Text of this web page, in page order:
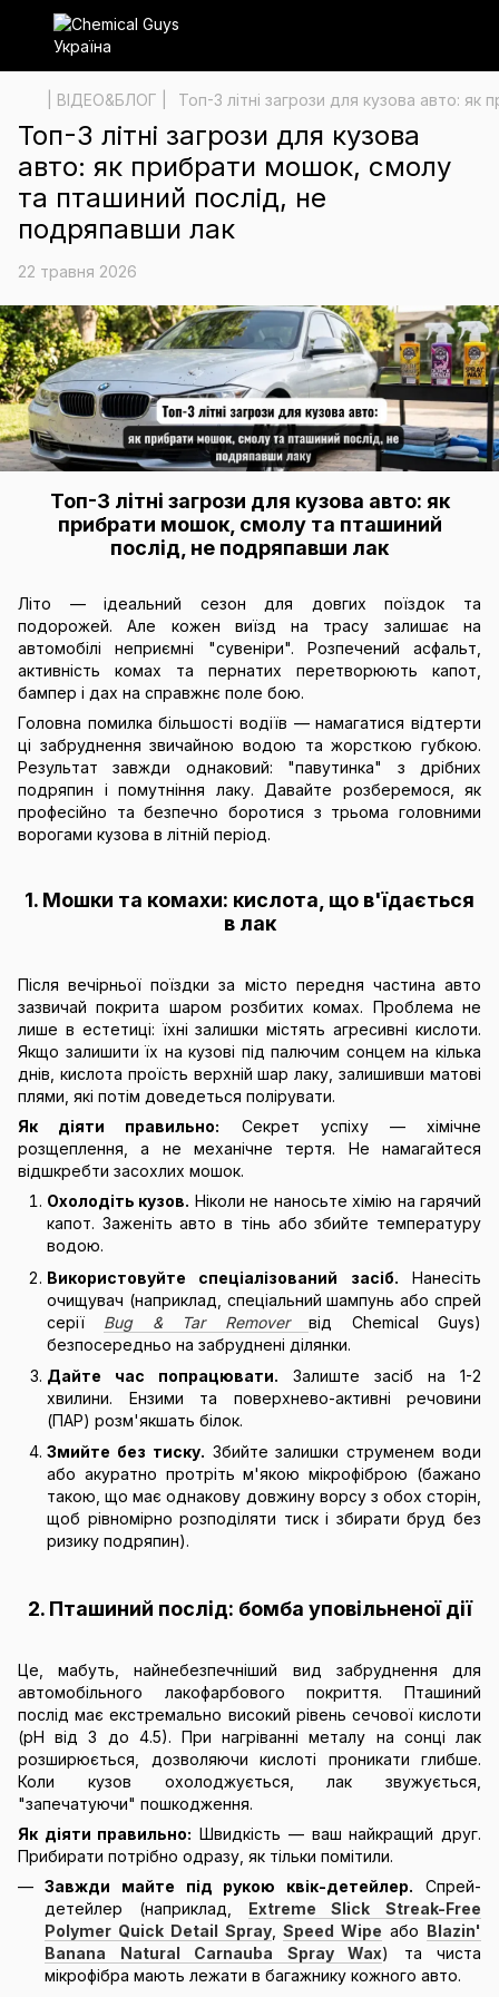
| ВІДЕО&БЛОГ | Топ-3 літні загрози для кузова авто:
Топ-3 літні загрози для кузова
авто: як прибрати мошок, смолу
та пташиний послід, не
подряпавши лак
22 травня 2026
Топ-3 літні загрози для кузова авто: як
прибрати мошок, смолу та пташиний
послід, не подряпавши лак
Літо — ідеальний сезон для довгих поїздок та
подорожей. Але кожен виїзд на трасу залишає на
автомобілі неприємні "сувеніри". Розпечений асфальт,
активність комах та пернатих перетворюють капот,
бампер і дах на справжнє поле бою.
Головна помилка більшості водіїв — намагатися відтерти
ці забруднення звичайною водою та жорсткою губкою.
Результат завжди однаковий: "павутинка" з дрібних
подряпин і помутніння лаку. Давайте розберемося, як
професійно та безпечно боротися з трьома головними
ворогами кузова в літній період.
1. Мошки та комахи: кислота, що в'їдається
в лак
Після вечірньої поїздки за місто передня частина авто
зазвичай покрита шаром розбитих комах. Проблема не
лише в естетиці: їхні залишки містять агресивні кислоти.
Якщо залишити їх на кузові під палючим сонцем на кілька
днів, кислота проїсть верхній шар лаку, залишивши матові
плями, які потім доведеться полірувати.
Як діяти правильно: Секрет успіху — хімічне
розщеплення, а не механічне тертя. Не намагайтеся
відшкребти засохлих мошок.
Охолодіть кузов. Ніколи не наносьте хімію на гарячий
капот. Заженіть авто в тінь або збийте температуру
водою.
Використовуйте спеціалізований засіб. Нанесіть
очищувач (наприклад, спеціальний шампунь або спрей
серії Bug & Tar Remover
від Chemical Guys)
безпосередньо на забруднені ділянки.
Дайте час попрацювати. Залиште засіб на 1-2
хвилини. Ензими та поверхнево-активні речовини
(ПАР) розм'якшать білок.
Змийте без тиску. Збийте залишки струменем води
або акуратно протріть м'якою мікрофіброю (бажано
такою, що має однакову довжину ворсу з обох сторін,
щоб рівномірно розподіляти тиск і збирати бруд без
ризику подряпин).
2. Пташиний послід: бомба уповільненої дії
Це, мабуть, найнебезпечніший вид забруднення для
автомобільного лакофарбового покриття. Пташиний
послід має екстремально високий рівень сечової кислоти
(pH від 3 до 4.5). При нагріванні металу на сонці лак
розширюється, дозволяючи кислоті проникати глибше.
Коли кузов охолоджується, лак звужується,
"запечатуючи" пошкодження.
Як діяти правильно: Швидкість — ваш найкращий друг.
Прибирати потрібно одразу, як тільки помітили.
Завжди майте під рукою квік-детейлер. Спрей-
детейлер (наприклад, Extreme Slick Streak-Free
Polymer Quick Detail Spray,Speed Wipe або Blazin'
Banana Natural Carnauba Spray Wax) та чиста
мікрофібра мають лежати в багажнику кожного авто.